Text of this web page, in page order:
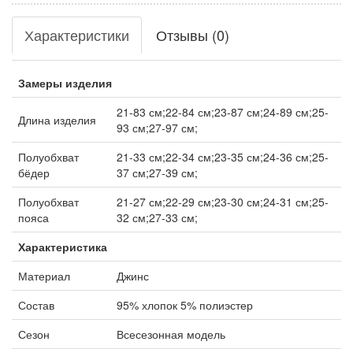
Характеристики Отзывы (0)
Замеры изделия
Длина изделия
21-83 см;22-84 см;23-87 см;24-89 см;25-
93 см;27-97 см;
Полуобхват
бёдер
21-33 см;22-34 см;23-35 см;24-36 см;25-
37 см;27-39 см;
Полуобхват
пояса
21-27 см;22-29 см;23-30 см;24-31 см;25-
32 см;27-33 см;
Характеристика
Материал
Джинс
Состав
95% хлопок 5% полиэстер
Сезон
Всесезонная модель